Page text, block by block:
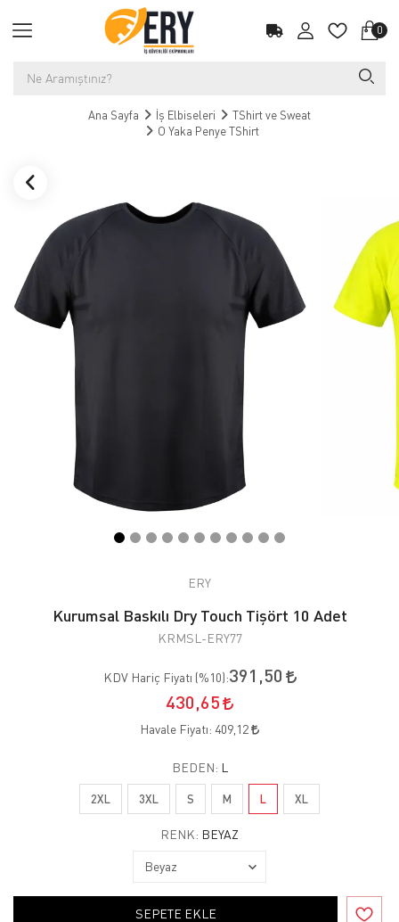
0
Ana Sayfa İş Elbiseleri
TShirt ve Sweat
O Yaka Penye TShirt
ERY
Kurumsal Baskılı Dry Touch Tişört 10 Adet
KRMSL-ERY77
KDV Hariç Fiyatı (%10):391,50
430,65
Havale Fiyatı: 409,12
BEDEN: L
2XL 3XL S M L XL
RENK: BEYAZ
SEPETE EKLE